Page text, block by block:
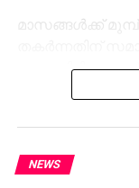
മാസങ്ങള്‍ക്ക് മുമ്പ്
സംഭവത്തില്‍
തിരക്കേറിയ
നിര്‍മാണ
NEWS